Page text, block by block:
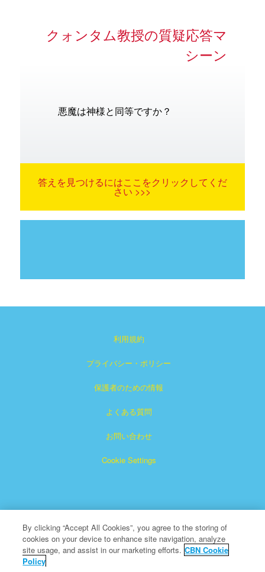
クォンタム教授の質疑応答マ
シーン
悪魔は神様と同等ですか？
答えを見つけるにはここをクリックしてくだ
さい >>>
利用規約
プライバシー・ポリシー
保護者のための情報
よくある質問
お問い合わせ
Cookie Settings
「スーパーブック」は、クリスチャン・ブロードキャスティ
ング・ネットワークの登録商標です。非営利501（c）（3）
By clicking “Accept All Cookies”, you agree to the storing of
cookies on your device to enhance site navigation, analyze
site usage, and assist in our marketing efforts. CBN Cookie
Policy